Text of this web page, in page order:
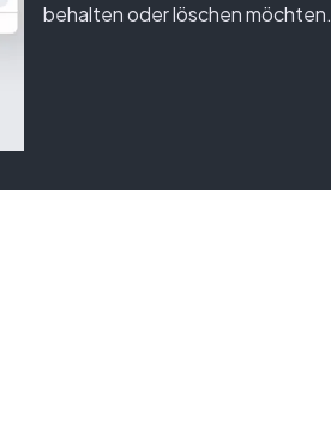
behalten oder löschen möchten.